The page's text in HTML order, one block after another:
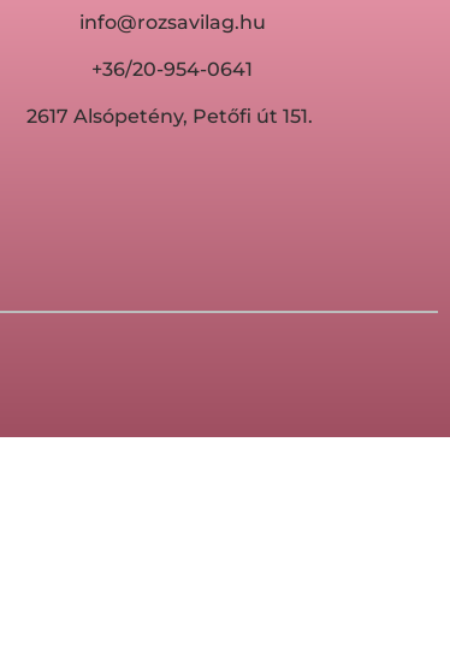
info@rozsavilag.hu
+36/20-954-0641
2617 Alsópetény, Petőfi út 151.